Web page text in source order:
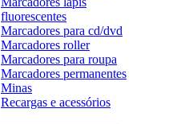
fluorescentes
Marcadores para cd/dvd
Marcadores roller
Marcadores para roupa
Marcadores permanentes
Minas
Recargas e acessórios